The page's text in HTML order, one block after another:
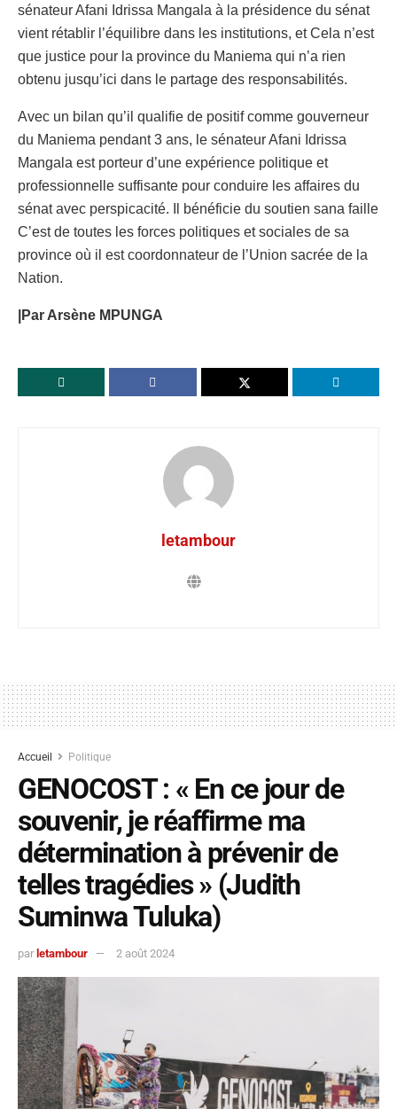
sénateur Afani Idrissa Mangala à la présidence du sénat
vient rétablir l’équilibre dans les institutions, et Cela n’est
que justice pour la province du Maniema qui n’a rien
obtenu jusqu’ici dans le partage des responsabilités.
Avec un bilan qu’il qualifie de positif comme gouverneur
du Maniema pendant 3 ans, le sénateur Afani Idrissa
Mangala est porteur d’une expérience politique et
professionnelle suffisante pour conduire les affaires du
sénat avec perspicacité. Il bénéficie du soutien sana faille
C’est de toutes les forces politiques et sociales de sa
province où il est coordonnateur de l’Union sacrée de la
Nation.
|Par Arsène MPUNGA
letambour
Accueil Politique
GENOCOST : « En ce jour de
souvenir, je réaffirme ma
détermination à prévenir de
telles tragédies » (Judith
Suminwa Tuluka)
par letambour 2 août 2024